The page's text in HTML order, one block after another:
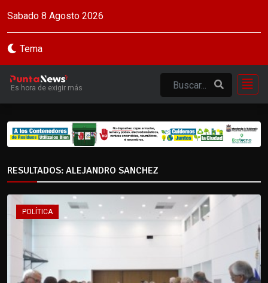
Sabado 8 Agosto 2026
Tema
Es hora de exigir más
RESULTADOS: ALEJANDRO SANCHEZ
POLÍTICA